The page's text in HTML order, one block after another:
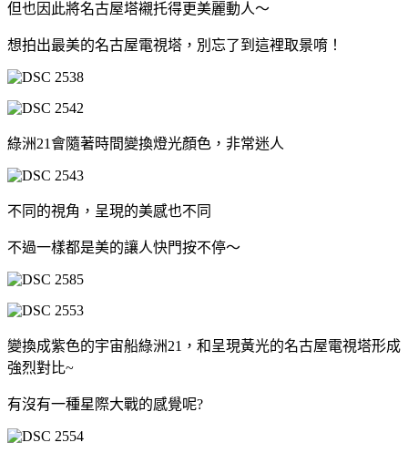
但也因此將名古屋塔襯托得更美麗動人～
想拍出最美的名古屋電視塔，別忘了到這裡取景唷！
綠洲21會隨著時間變換燈光顏色，非常迷人
不同的視角，呈現的美感也不同
不過一樣都是美的讓人快門按不停～
變換成紫色的宇宙船綠洲21，和呈現黃光的名古屋電視塔形成
強烈對比~
有沒有一種星際大戰的感覺呢?